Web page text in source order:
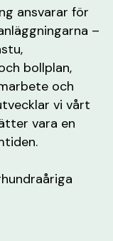
ansvarar för
–
bollplan,
och
vi vårt
vara en